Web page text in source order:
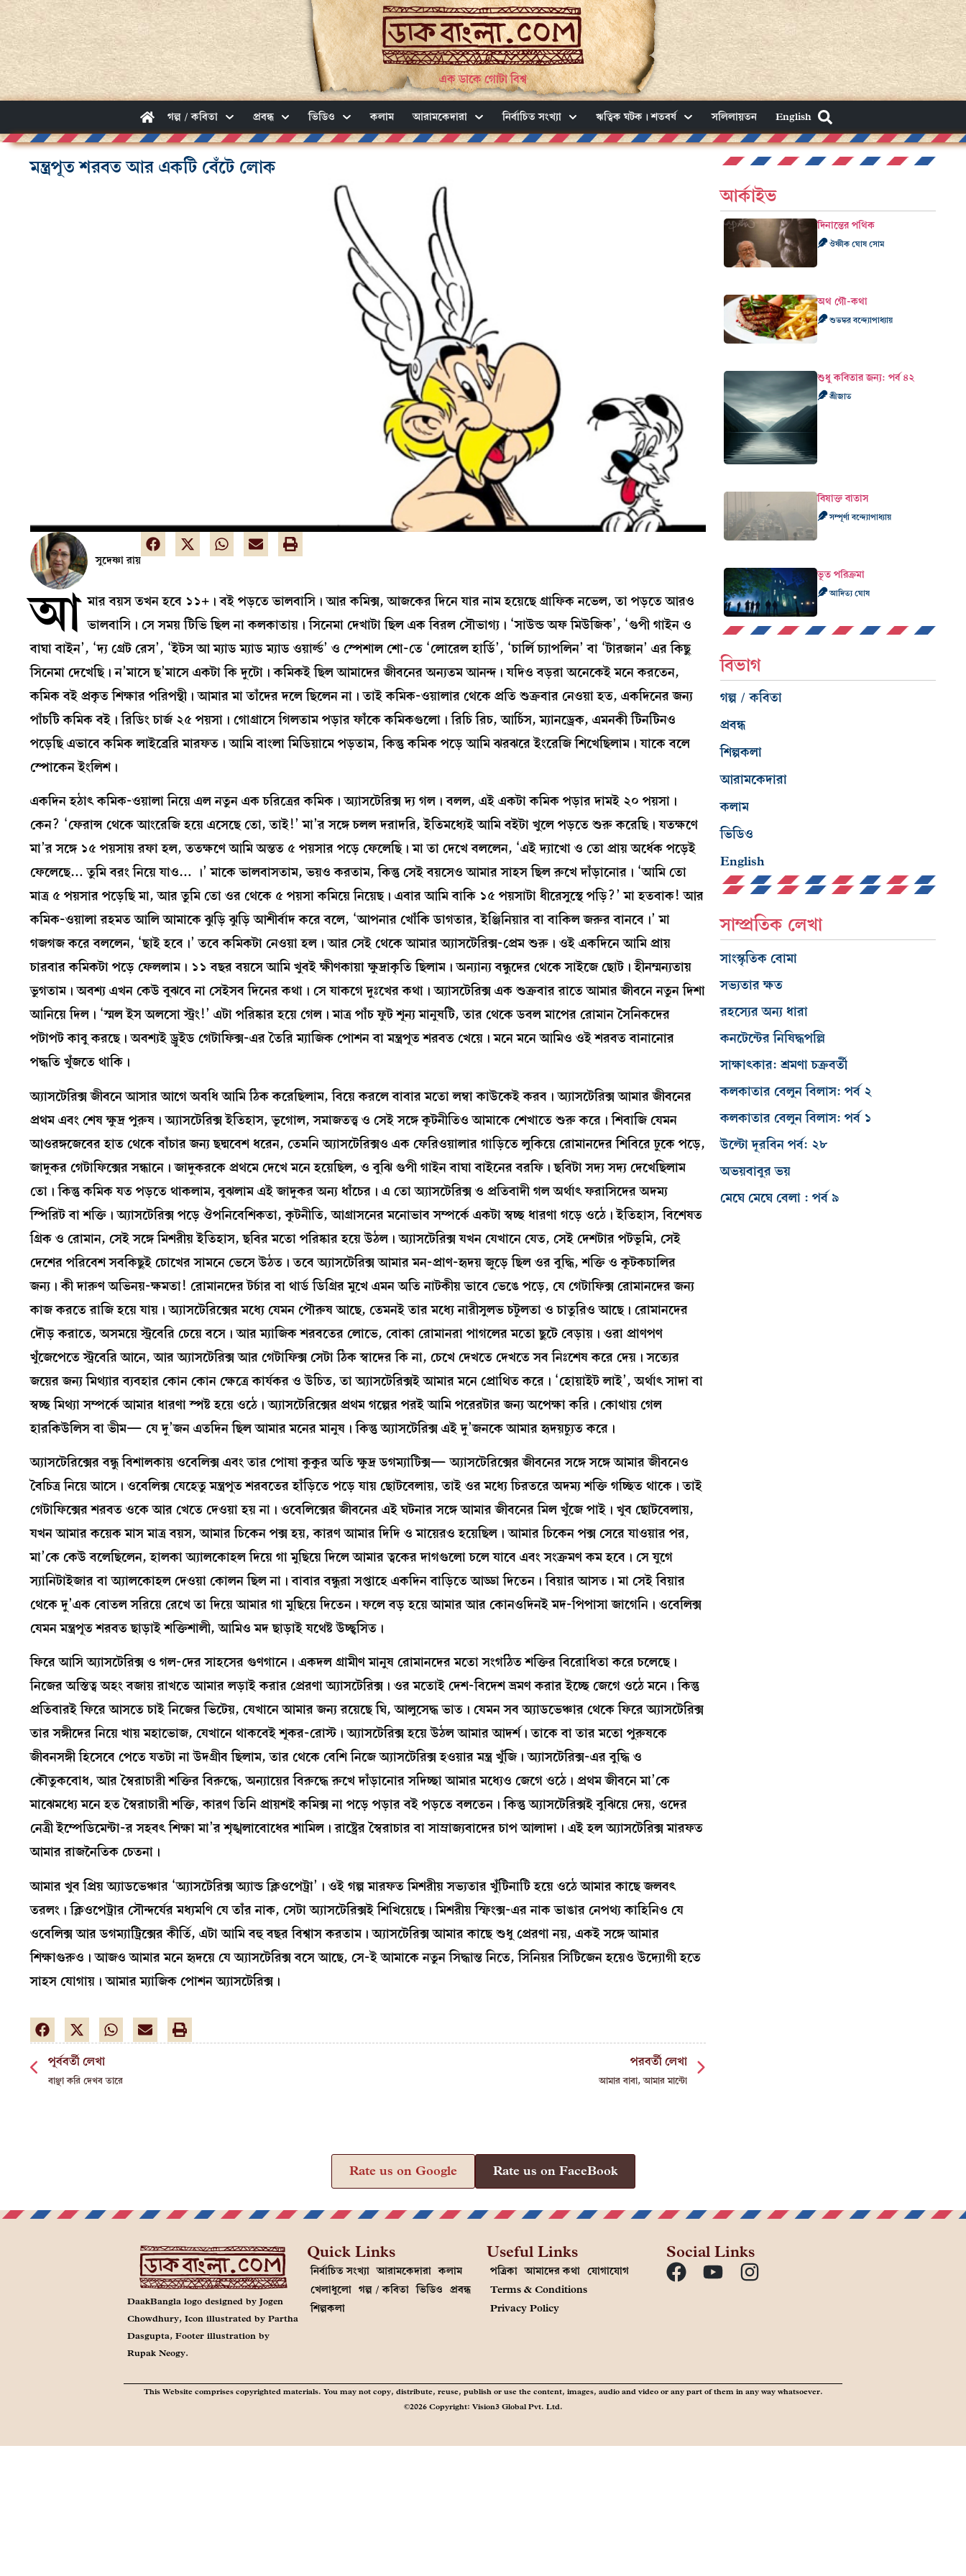
এক ডাকে গোটা বিশ্ব
গল্প / কবিতা প্রবন্ধ ভিডিও কলাম আরামকেদারা নির্বাচিত সংখ্যা ঋত্বিক ঘটক। শতবর্ষ সলিলায়তন English
মন্ত্রপূত শরবত আর একটি বেঁটে লোক
সুদেষ্ণা রায়
আ মার বয়স তখন হবে ১১+। বই পড়তে ভালবাসি। আর কমিক্স, আজকের দিনে যার নাম হয়েছে গ্রাফিক নভেল, তা পড়তে আরও
ভালবাসি। সে সময় টিভি ছিল না কলকাতায়। সিনেমা দেখাটা ছিল এক বিরল সৌভাগ্য। ‘সাউন্ড অফ মিউজিক’, ‘গুপী গাইন ও
বাঘা বাইন’, ‘দ্য গ্রেট রেস’, ‘ইটস আ ম্যাড ম্যাড ম্যাড ওয়ার্ল্ড’ ও স্পেশাল শো-তে ‘লোরেল হার্ডি’, ‘চার্লি চ্যাপলিন’ বা ‘টারজান’ এর কিছু
সিনেমা দেখেছি। ন’মাসে ছ’মাসে একটা কি দুটো। কমিকই ছিল আমাদের জীবনের অন্যতম আনন্দ। যদিও বড়রা অনেকেই মনে করতেন,
কমিক বই প্রকৃত শিক্ষার পরিপন্থী। আমার মা তাঁদের দলে ছিলেন না। তাই কমিক-ওয়ালার থেকে প্রতি শুক্রবার নেওয়া হত, একদিনের জন্য
পাঁচটি কমিক বই। রিডিং চার্জ ২৫ পয়সা। গোগ্রাসে গিলতাম পড়ার ফাঁকে কমিকগুলো। রিচি রিচ, আর্চিস, ম্যানড্রেক, এমনকী টিনটিনও
পড়েছি এভাবে কমিক লাইব্রেরি মারফত। আমি বাংলা মিডিয়ামে পড়তাম, কিন্তু কমিক পড়ে আমি ঝরঝরে ইংরেজি শিখেছিলাম। যাকে বলে
স্পোকেন ইংলিশ।
একদিন হঠাৎ কমিক-ওয়ালা নিয়ে এল নতুন এক চরিত্রের কমিক। অ্যাসটেরিক্স দ্য গল। বলল, এই একটা কমিক পড়ার দামই ২০ পয়সা।
কেন? ‘ফেরান্স থেকে আংরেজি হয়ে এসেছে তো, তাই!’ মা’র সঙ্গে চলল দরাদরি, ইতিমধ্যেই আমি বইটা খুলে পড়তে শুরু করেছি। যতক্ষণে
মা’র সঙ্গে ১৫ পয়সায় রফা হল, ততক্ষণে আমি অন্তত ৫ পয়সার পড়ে ফেলেছি। মা তা দেখে বললেন, ‘এই দ্যাখো ও তো প্রায় অর্ধেক পড়েই
ফেলেছে… তুমি বরং নিয়ে যাও… ।’ মাকে ভালবাসতাম, ভয়ও করতাম, কিন্তু সেই বয়সেও আমার সাহস ছিল রুখে দাঁড়ানোর। ‘আমি তো
মাত্র ৫ পয়সার পড়েছি মা, আর তুমি তো ওর থেকে ৫ পয়সা কমিয়ে নিয়েছ। এবার আমি বাকি ১৫ পয়সাটা ধীরেসুস্থে পড়ি?’ মা হতবাক! আর
কমিক-ওয়ালা রহমত আলি আমাকে ঝুড়ি ঝুড়ি আশীর্বাদ করে বলে, ‘আপনার খোঁকি ডাগতার, ইঞ্জিনিয়ার বা বাকিল জরুর বানবে।’ মা
গজগজ করে বললেন, ‘ছাই হবে।’ তবে কমিকটা নেওয়া হল। আর সেই থেকে আমার অ্যাসটেরিক্স-প্রেম শুরু। ওই একদিনে আমি প্রায়
চারবার কমিকটা পড়ে ফেললাম। ১১ বছর বয়সে আমি খুবই ক্ষীণকায়া ক্ষুদ্রাকৃতি ছিলাম। অন্যান্য বন্ধুদের থেকে সাইজে ছোট। হীনম্মন্যতায়
ভুগতাম। অবশ্য এখন কেউ বুঝবে না সেইসব দিনের কথা। সে যাকগে দুঃখের কথা। অ্যাসটেরিক্স এক শুক্রবার রাতে আমার জীবনে নতুন দিশা
আনিয়ে দিল। ‘স্মল ইস অলসো স্ট্রং!’ এটা পরিষ্কার হয়ে গেল। মাত্র পাঁচ ফুট শূন্য মানুষটি, তার থেকে ডবল মাপের রোমান সৈনিকদের
পটাপট কাবু করছে। অবশ্যই ড্রুইড গেটাফিক্স-এর তৈরি ম্যাজিক পোশন বা মন্ত্রপূত শরবত খেয়ে। মনে মনে আমিও ওই শরবত বানানোর
পদ্ধতি খুঁজতে থাকি।
অ্যাসটেরিক্স জীবনে আসার আগে অবধি আমি ঠিক করেছিলাম, বিয়ে করলে বাবার মতো লম্বা কাউকেই করব। অ্যাসটেরিক্স আমার জীবনের
প্রথম এবং শেষ ক্ষুদ্র পুরুষ। অ্যাসটেরিক্স ইতিহাস, ভূগোল, সমাজতত্ত্ব ও সেই সঙ্গে কূটনীতিও আমাকে শেখাতে শুরু করে। শিবাজি যেমন
আওরঙ্গজেবের হাত থেকে বাঁচার জন্য ছদ্মবেশ ধরেন, তেমনি অ্যাসটেরিক্সও এক ফেরিওয়ালার গাড়িতে লুকিয়ে রোমানদের শিবিরে ঢুকে পড়ে,
জাদুকর গেটাফিক্সের সন্ধানে। জাদুকরকে প্রথমে দেখে মনে হয়েছিল, ও বুঝি গুপী গাইন বাঘা বাইনের বরফি। ছবিটা সদ্য সদ্য দেখেছিলাম
তো। কিন্তু কমিক যত পড়তে থাকলাম, বুঝলাম এই জাদুকর অন্য ধাঁচের। এ তো অ্যাসটেরিক্স ও প্রতিবাদী গল অর্থাৎ ফরাসিদের অদম্য
স্পিরিট বা শক্তি। অ্যাসটেরিক্স পড়ে ঔপনিবেশিকতা, কূটনীতি, আগ্রাসনের মনোভাব সম্পর্কে একটা স্বচ্ছ ধারণা গড়ে ওঠে। ইতিহাস, বিশেষত
গ্রিক ও রোমান, সেই সঙ্গে মিশরীয় ইতিহাস, ছবির মতো পরিষ্কার হয়ে উঠল। অ্যাসটেরিক্স যখন যেখানে যেত, সেই দেশটার পটভূমি, সেই
দেশের পরিবেশ সবকিছুই চোখের সামনে ভেসে উঠত। তবে অ্যাসটেরিক্স আমার মন-প্রাণ-হৃদয় জুড়ে ছিল ওর বুদ্ধি, শক্তি ও কূটকচালির
জন্য। কী দারুণ অভিনয়-ক্ষমতা! রোমানদের টর্চার বা থার্ড ডিগ্রির মুখে এমন অতি নাটকীয় ভাবে ভেঙে পড়ে, যে গেটাফিক্স রোমানদের জন্য
কাজ করতে রাজি হয়ে যায়। অ্যাসটেরিক্সের মধ্যে যেমন পৌরুষ আছে, তেমনই তার মধ্যে নারীসুলভ চটুলতা ও চাতুরিও আছে। রোমানদের
দৌড় করাতে, অসময়ে স্ট্রবেরি চেয়ে বসে। আর ম্যাজিক শরবতের লোভে, বোকা রোমানরা পাগলের মতো ছুটে বেড়ায়। ওরা প্রাণপণ
খুঁজেপেতে স্ট্রবেরি আনে, আর অ্যাসটেরিক্স আর গেটাফিক্স সেটা ঠিক স্বাদের কি না, চেখে দেখতে দেখতে সব নিঃশেষ করে দেয়। সত্যের
জয়ের জন্য মিথ্যার ব্যবহার কোন কোন ক্ষেত্রে কার্যকর ও উচিত, তা অ্যাসটেরিক্সই আমার মনে প্রোথিত করে। ‘হোয়াইট লাই’, অর্থাৎ সাদা বা
স্বচ্ছ মিথ্যা সম্পর্কে আমার ধারণা স্পষ্ট হয়ে ওঠে। অ্যাসটেরিক্সের প্রথম গল্পের পরই আমি পরেরটার জন্য অপেক্ষা করি। কোথায় গেল
হারকিউলিস বা ভীম— যে দু’জন এতদিন ছিল আমার মনের মানুষ। কিন্তু অ্যাসটেরিক্স এই দু’জনকে আমার হৃদয়চ্যুত করে।
অ্যাসটেরিক্সের বন্ধু বিশালকায় ওবেলিক্স এবং তার পোষা কুকুর অতি ক্ষুদ্র ডগম্যাটিক্স— অ্যাসটেরিক্সের জীবনের সঙ্গে সঙ্গে আমার জীবনেও
বৈচিত্র নিয়ে আসে। ওবেলিক্স যেহেতু মন্ত্রপূত শরবতের হাঁড়িতে পড়ে যায় ছোটবেলায়, তাই ওর মধ্যে চিরতরে অদম্য শক্তি গচ্ছিত থাকে। তাই
গেটাফিক্সের শরবত ওকে আর খেতে দেওয়া হয় না। ওবেলিক্সের জীবনের এই ঘটনার সঙ্গে আমার জীবনের মিল খুঁজে পাই। খুব ছোটবেলায়,
যখন আমার কয়েক মাস মাত্র বয়স, আমার চিকেন পক্স হয়, কারণ আমার দিদি ও মায়েরও হয়েছিল। আমার চিকেন পক্স সেরে যাওয়ার পর,
মা’কে কেউ বলেছিলেন, হালকা অ্যালকোহল দিয়ে গা মুছিয়ে দিলে আমার ত্বকের দাগগুলো চলে যাবে এবং সংক্রমণ কম হবে। সে যুগে
স্যানিটাইজার বা অ্যালকোহল দেওয়া কোলন ছিল না। বাবার বন্ধুরা সপ্তাহে একদিন বাড়িতে আড্ডা দিতেন। বিয়ার আসত। মা সেই বিয়ার
থেকে দু’এক বোতল সরিয়ে রেখে তা দিয়ে আমার গা মুছিয়ে দিতেন। ফলে বড় হয়ে আমার আর কোনওদিনই মদ-পিপাসা জাগেনি। ওবেলিক্স
যেমন মন্ত্রপূত শরবত ছাড়াই শক্তিশালী, আমিও মদ ছাড়াই যথেষ্ট উচ্ছ্বসিত।
ফিরে আসি অ্যাসটেরিক্স ও গল-দের সাহসের গুণগানে। একদল গ্রামীণ মানুষ রোমানদের মতো সংগঠিত শক্তির বিরোধিতা করে চলেছে।
নিজের অস্তিত্ব অহং বজায় রাখতে আমার লড়াই করার প্রেরণা অ্যাসটেরিক্স। ওর মতোই দেশ-বিদেশ ভ্রমণ করার ইচ্ছে জেগে ওঠে মনে। কিন্তু
প্রতিবারই ফিরে আসতে চাই নিজের ভিটেয়, যেখানে আমার জন্য রয়েছে ঘি, আলুসেদ্ধ ভাত। যেমন সব অ্যাডভেঞ্চার থেকে ফিরে অ্যাসটেরিক্স
তার সঙ্গীদের নিয়ে খায় মহাভোজ, যেখানে থাকবেই শূকর-রোস্ট। অ্যাসটেরিক্স হয়ে উঠল আমার আদর্শ। তাকে বা তার মতো পুরুষকে
জীবনসঙ্গী হিসেবে পেতে যতটা না উদগ্রীব ছিলাম, তার থেকে বেশি নিজে অ্যাসটেরিক্স হওয়ার মন্ত্র খুঁজি। অ্যাসটেরিক্স-এর বুদ্ধি ও
কৌতুকবোধ, আর স্বৈরাচারী শক্তির বিরুদ্ধে, অন্যায়ের বিরুদ্ধে রুখে দাঁড়ানোর সদিচ্ছা আমার মধ্যেও জেগে ওঠে। প্রথম জীবনে মা’কে
মাঝেমধ্যে মনে হত স্বৈরাচারী শক্তি, কারণ তিনি প্রায়শই কমিক্স না পড়ে পড়ার বই পড়তে বলতেন। কিন্তু অ্যাসটেরিক্সই বুঝিয়ে দেয়, ওদের
নেত্রী ইম্পেডিমেন্টা-র সহবৎ শিক্ষা মা’র শৃঙ্খলাবোধের শামিল। রাষ্ট্রের স্বৈরাচার বা সাম্রাজ্যবাদের চাপ আলাদা। এই হল অ্যাসটেরিক্স মারফত
আমার রাজনৈতিক চেতনা।
আমার খুব প্রিয় অ্যাডভেঞ্চার ‘অ্যাসটেরিক্স অ্যান্ড ক্লিওপেট্রা’। ওই গল্প মারফত মিশরীয় সভ্যতার খুঁটিনাটি হয়ে ওঠে আমার কাছে জলবৎ
তরলং। ক্লিওপেট্রার সৌন্দর্যের মধ্যমণি যে তাঁর নাক, সেটা অ্যাসটেরিক্সই শিখিয়েছে। মিশরীয় স্ফিংক্স-এর নাক ভাঙার নেপথ্য কাহিনিও যে
ওবেলিক্স আর ডগম্যাট্রিক্সের কীর্তি, এটা আমি বহু বছর বিশ্বাস করতাম। অ্যাসটেরিক্স আমার কাছে শুধু প্রেরণা নয়, একই সঙ্গে আমার
শিক্ষাগুরুও। আজও আমার মনে হৃদয়ে যে অ্যাসটেরিক্স বসে আছে, সে-ই আমাকে নতুন সিদ্ধান্ত নিতে, সিনিয়র সিটিজেন হয়েও উদ্যোগী হতে
সাহস যোগায়। আমার ম্যাজিক পোশন অ্যাসটেরিক্স।
পূর্ববর্তী লেখা
বাঞ্ছা করি দেখব তারে
পরবর্তী লেখা
আমার বাবা, আমার মান্টো
আর্কাইভ
দিনান্তের পথিক
ঔষ্ণীক ঘোষ সোম
অথ গৌ-কথা
শুভঙ্কর বন্দ্যোপাধ্যায়
শুধু কবিতার জন্য: পর্ব ৪২
শ্রীজাত
বিষাক্ত বাতাস
সম্পূর্ণা বন্দ্যোপাধ্যায়
ভূত পরিক্রমা
আদিত্য ঘোষ
বিভাগ
গল্প / কবিতা
প্রবন্ধ
শিল্পকলা
আরামকেদারা
কলাম
ভিডিও
English
সাম্প্রতিক লেখা
সাংস্কৃতিক বোমা
সভ্যতার ক্ষত
রহস্যের অন্য ধারা
কনটেন্টের নিষিদ্ধপল্লি
সাক্ষাৎকার: শ্রমণা চক্রবর্তী
কলকাতার বেলুন বিলাস: পর্ব ২
কলকাতার বেলুন বিলাস: পর্ব ১
উল্টো দূরবিন পর্ব: ২৮
অভয়বাবুর ভয়
মেঘে মেঘে বেলা : পর্ব ৯
Rate us on Google Rate us on FaceBook
DaakBangla logo designed by Jogen
Chowdhury, Icon illustrated by Partha
Dasgupta, Footer illustration by
Rupak Neogy.
Quick Links
নির্বাচিত সংখ্যা আরামকেদারা কলাম
খেলাধুলো গল্প / কবিতা ভিডিও প্রবন্ধ
শিল্পকলা
Useful Links
পত্রিকা আমাদের কথা যোগাযোগ
Terms & Conditions
Privacy Policy
Social Links
This Website comprises copyrighted materials. You may not copy, distribute, reuse, publish or use the content, images, audio and video or any part of them in any way whatsoever.
©2026 Copyright: Vision3 Global Pvt. Ltd.